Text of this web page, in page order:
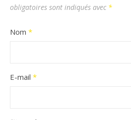
obligatoires sont indiqués avec *
Nom *
E-mail *